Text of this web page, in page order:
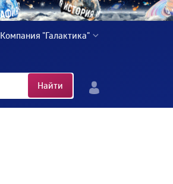
Компания "Галактика"
Найти